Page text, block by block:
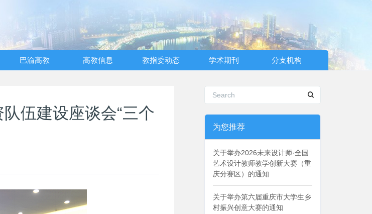
巴渝高教 高教信息 教指委动态 学术期刊 分支机构
伍建设座谈会“三个
为您推荐
关于举办2026未来设计师·全国
艺术设计教师教学创新大赛（重
庆分赛区）的通知
关于举办第六届重庆市大学生乡
村振兴创意大赛的通知